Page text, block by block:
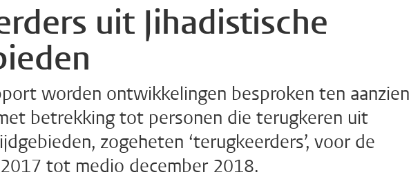
uit Jihadistische
worden ontwikkelingen besproken ten aanzien
betrekking tot personen die terugkeren uit
zogeheten ‘terugkeerders’, voor de
tot medio december 2018.